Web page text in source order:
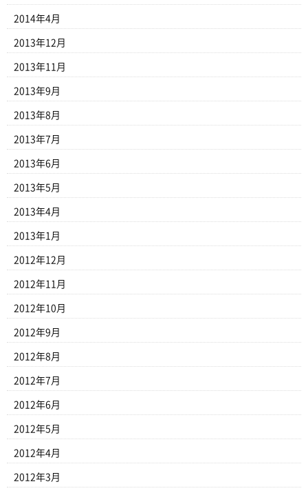
2014年4月
2013年12月
2013年11月
2013年9月
2013年8月
2013年7月
2013年6月
2013年5月
2013年4月
2013年1月
2012年12月
2012年11月
2012年10月
2012年9月
2012年8月
2012年7月
2012年6月
2012年5月
2012年4月
2012年3月